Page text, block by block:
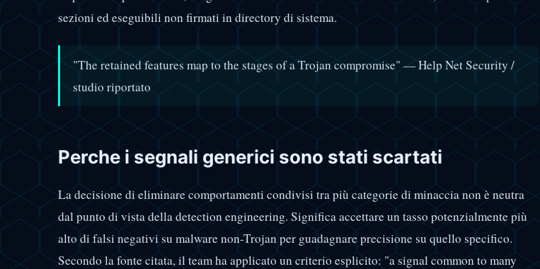
sezioni ed eseguibili non firmati in directory di sistema.
"The retained features map to the stages of a Trojan compromise" — Help Net Security /
studio riportato
Perche i segnali generici sono stati scartati
La decisione di eliminare comportamenti condivisi tra più categorie di minaccia non è neutra
dal punto di vista della detection engineering. Significa accettare un tasso potenzialmente più
alto di falsi negativi su malware non-Trojan per guadagnare precisione su quello specifico.
Secondo la fonte citata, il team ha applicato un criterio esplicito: "a signal common to many